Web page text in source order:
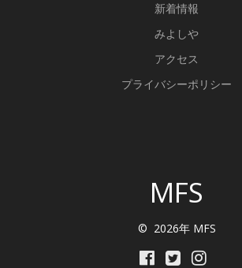
新着情報
みよしや
アクセス
プライバシーポリシー
MFS
© 2026年 MFS